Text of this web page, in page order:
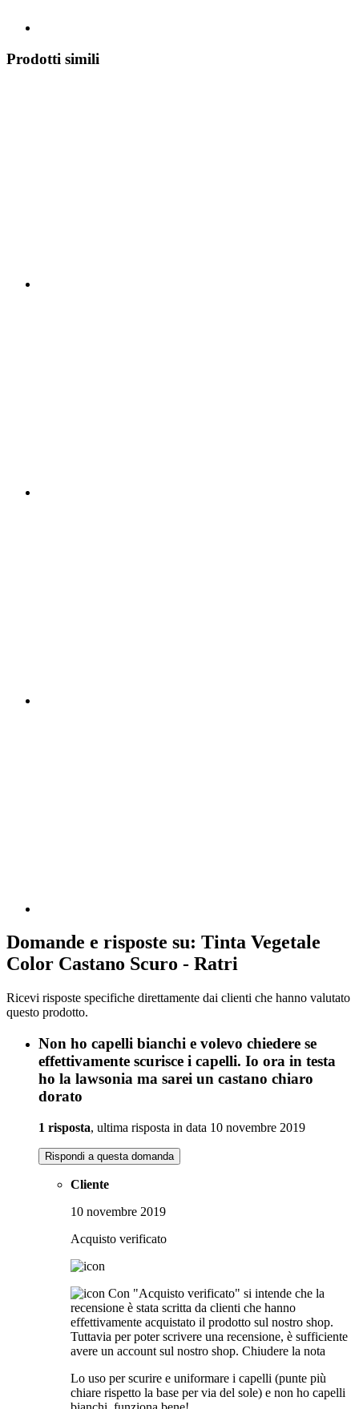
Prodotti simili
Domande e risposte su: Tinta Vegetale
Color Castano Scuro - Ratri
Ricevi risposte specifiche direttamente dai clienti che hanno valutato
questo prodotto.
Non ho capelli bianchi e volevo chiedere se
effettivamente scurisce i capelli. Io ora in testa
ho la lawsonia ma sarei un castano chiaro
dorato
1 risposta, ultima risposta in data 10 novembre 2019
Rispondi a questa domanda
Cliente
10 novembre 2019
Acquisto verificato
Con "Acquisto verificato" si intende che la
recensione è stata scritta da clienti che hanno
effettivamente acquistato il prodotto sul nostro shop.
Tuttavia per poter scrivere una recensione, è sufficiente
avere un account sul nostro shop. Chiudere la nota
Lo uso per scurire e uniformare i capelli (punte più
chiare rispetto la base per via del sole) e non ho capelli